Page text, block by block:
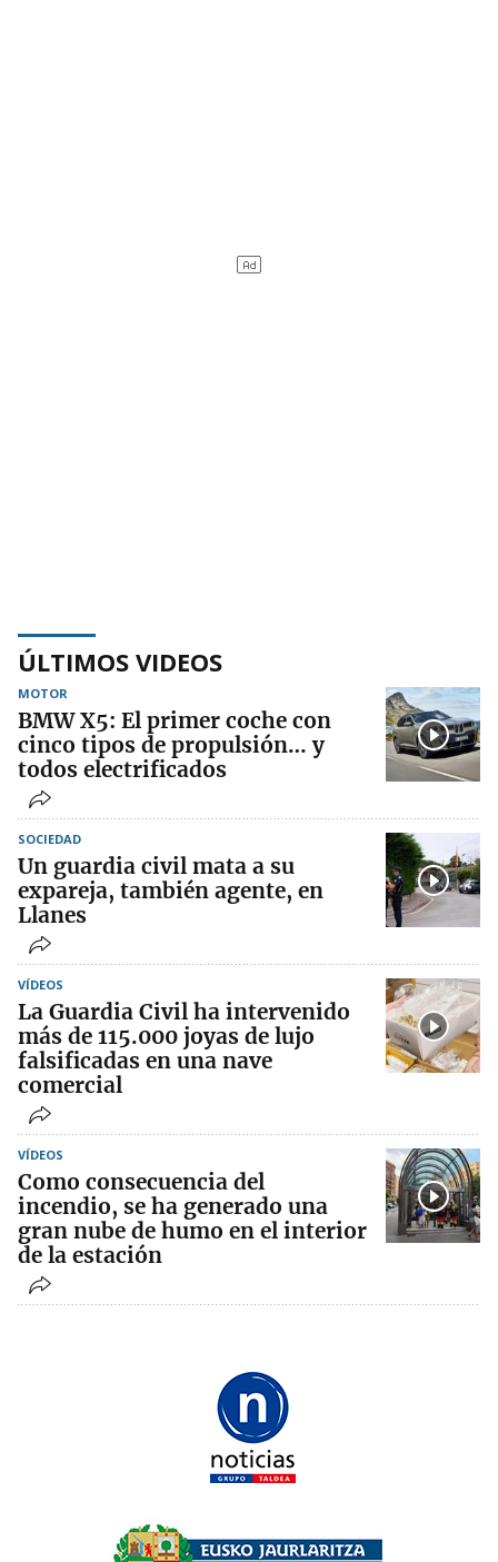
ÚLTIMOS VIDEOS
MOTOR
BMW X5: El primer coche con
cinco tipos de propulsión… y
todos electrificados
SOCIEDAD
Un guardia civil mata a su
expareja, también agente, en
Llanes
VÍDEOS
La Guardia Civil ha intervenido
más de 115.000 joyas de lujo
falsificadas en una nave
comercial
VÍDEOS
Como consecuencia del
incendio, se ha generado una
gran nube de humo en el interior
de la estación